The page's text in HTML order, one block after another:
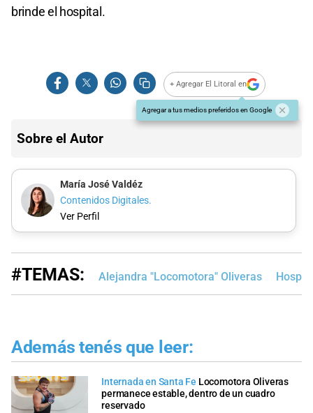
brinde el hospital.
+ Agregar El Litoral en
Agregar a tus medios preferidos en Google
Sobre el Autor
María José Valdéz
Contenidos Digitales.
Ver Perfil
#TEMAS: Alejandra "Locomotora" Oliveras
Además tenés que leer:
Internada en Santa Fe Locomotora Oliveras
permanece estable, dentro de un cuadro
reservado